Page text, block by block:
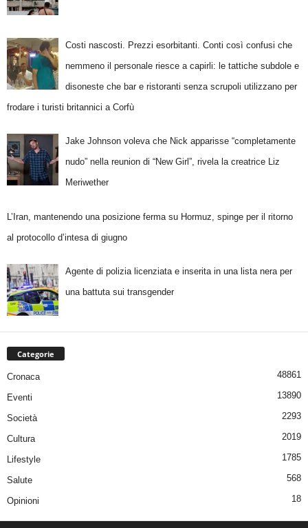
Costi nascosti. Prezzi esorbitanti. Conti così confusi che
nemmeno il personale riesce a capirli: le tattiche subdole e
disoneste che bar e ristoranti senza scrupoli utilizzano per
frodare i turisti britannici a Corfù
Jake Johnson voleva che Nick apparisse “completamente
nudo” nella reunion di “New Girl”, rivela la creatrice Liz
Meriwether
L’Iran, mantenendo una posizione ferma su Hormuz, spinge per il ritorno
al protocollo d’intesa di giugno
Agente di polizia licenziata e inserita in una lista nera per
una battuta sui transgender
Categorie
Cronaca 48861
Eventi 13890
Società 2293
Cultura 2019
Lifestyle 1785
Salute 568
Opinioni 18